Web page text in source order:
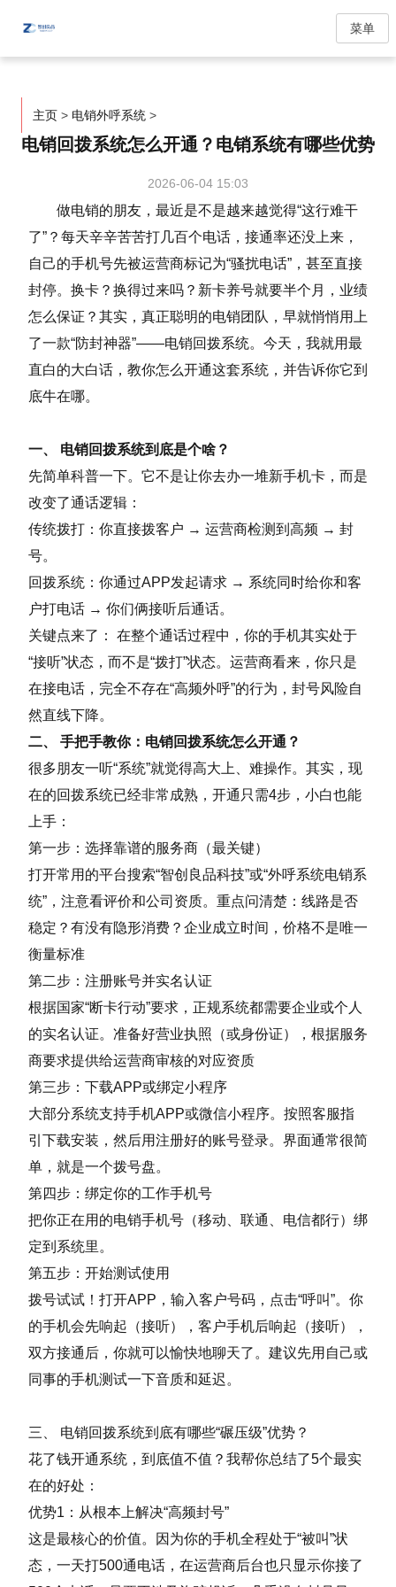
菜单
主页 > 电销外呼系统 >
电销回拨系统怎么开通？电销系统有哪些优势
2026-06-04 15:03
做电销的朋友，最近是不是越来越觉得“这行难干
了”？每天辛辛苦苦打几百个电话，接通率还没上来，
自己的手机号先被运营商标记为“骚扰电话”，甚至直接
封停。换卡？换得过来吗？新卡养号就要半个月，业绩
怎么保证？其实，真正聪明的电销团队，早就悄悄用上
了一款“防封神器”——电销回拨系统。今天，我就用最
直白的大白话，教你怎么开通这套系统，并告诉你它到
底牛在哪。
一、 电销回拨系统到底是个啥？
先简单科普一下。它不是让你去办一堆新手机卡，而是
改变了通话逻辑：
传统拨打：你直接拨客户 → 运营商检测到高频 → 封
号。
回拨系统：你通过APP发起请求 → 系统同时给你和客
户打电话 → 你们俩接听后通话。
关键点来了： 在整个通话过程中，你的手机其实处于
“接听”状态，而不是“拨打”状态。运营商看来，你只是
在接电话，完全不存在“高频外呼”的行为，封号风险自
然直线下降。
二、 手把手教你：电销回拨系统怎么开通？
很多朋友一听“系统”就觉得高大上、难操作。其实，现
在的回拨系统已经非常成熟，开通只需4步，小白也能
上手：
第一步：选择靠谱的服务商（最关键）
打开常用的平台搜索“智创良品科技”或“外呼系统电销系
统”，注意看评价和公司资质。重点问清楚：线路是否
稳定？有没有隐形消费？企业成立时间，价格不是唯一
衡量标准
第二步：注册账号并实名认证
根据国家“断卡行动”要求，正规系统都需要企业或个人
的实名认证。准备好营业执照（或身份证），根据服务
商要求提供给运营商审核的对应资质
第三步：下载APP或绑定小程序
大部分系统支持手机APP或微信小程序。按照客服指
引下载安装，然后用注册好的账号登录。界面通常很简
单，就是一个拨号盘。
第四步：绑定你的工作手机号
把你正在用的电销手机号（移动、联通、电信都行）绑
定到系统里。
第五步：开始测试使用
拨号试试！打开APP，输入客户号码，点击“呼叫”。你
的手机会先响起（接听），客户手机后响起（接听），
双方接通后，你就可以愉快地聊天了。建议先用自己或
同事的手机测试一下音质和延迟。
三、 电销回拨系统到底有哪些“碾压级”优势？
花了钱开通系统，到底值不值？我帮你总结了5个最实
在的好处：
优势1：从根本上解决“高频封号”
这是最核心的价值。因为你的手机全程处于“被叫”状
态，一天打500通电话，在运营商后台也只显示你接了